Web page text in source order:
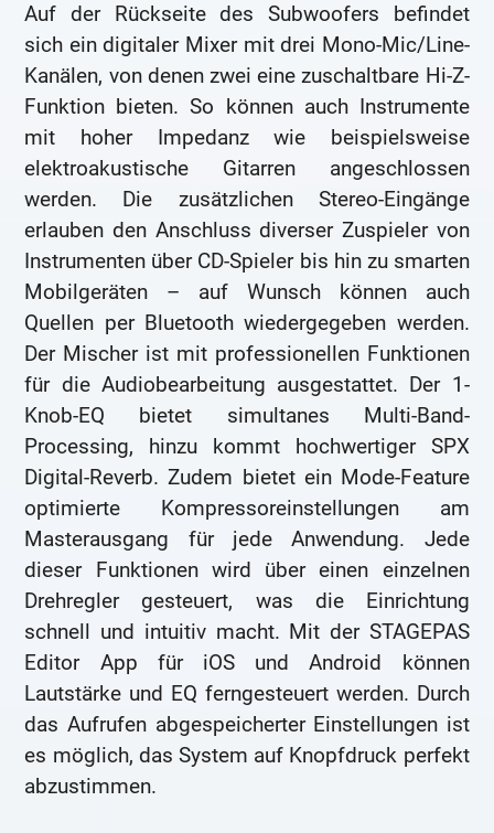
Auf der Rückseite des Subwoofers befindet
sich ein digitaler Mixer mit drei Mono-Mic/Line-
Kanälen, von denen zwei eine zuschaltbare Hi-Z-
Funktion bieten. So können auch Instrumente
mit hoher Impedanz wie beispielsweise
elektroakustische Gitarren angeschlossen
werden. Die zusätzlichen Stereo-Eingänge
erlauben den Anschluss diverser Zuspieler von
Instrumenten über CD-Spieler bis hin zu smarten
Mobilgeräten – auf Wunsch können auch
Quellen per Bluetooth wiedergegeben werden.
Der Mischer ist mit professionellen Funktionen
für die Audiobearbeitung ausgestattet. Der 1-
Knob-EQ bietet simultanes Multi-Band-
Processing, hinzu kommt hochwertiger SPX
Digital-Reverb. Zudem bietet ein Mode-Feature
optimierte Kompressoreinstellungen am
Masterausgang für jede Anwendung. Jede
dieser Funktionen wird über einen einzelnen
Drehregler gesteuert, was die Einrichtung
schnell und intuitiv macht. Mit der STAGEPAS
Editor App für iOS und Android können
Lautstärke und EQ ferngesteuert werden. Durch
das Aufrufen abgespeicherter Einstellungen ist
es möglich, das System auf Knopfdruck perfekt
abzustimmen.